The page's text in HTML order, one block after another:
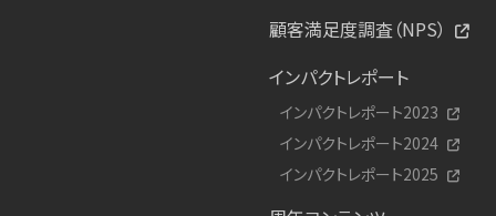
顧客満足度調査（NPS）
インパクトレポート
インパクトレポート2023
インパクトレポート2024
インパクトレポート2025